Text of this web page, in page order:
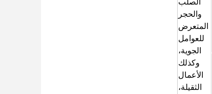
الصلب
والحجر
المتعرض
للعوامل
الجوية،
وكذلك
الأعمال
الثقيلة،